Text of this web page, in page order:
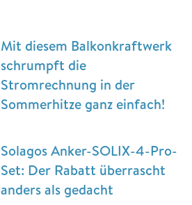
Mit diesem Balkonkraftwerk
schrumpft die
Stromrechnung in der
Sommerhitze ganz einfach!
Solagos Anker-SOLIX-4-Pro-
Set: Der Rabatt überrascht
anders als gedacht